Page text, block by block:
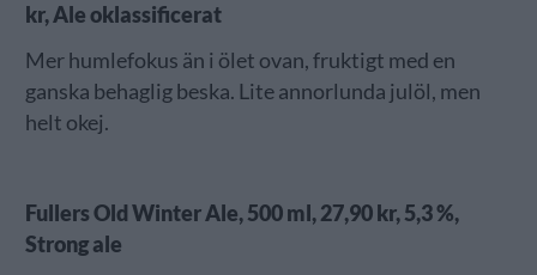
kr, Ale oklassificerat
Mer humlefokus än i ölet ovan, fruktigt med en
ganska behaglig beska. Lite annorlunda julöl, men
helt okej.
Fullers Old Winter Ale, 500 ml, 27,90 kr, 5,3 %,
Strong ale